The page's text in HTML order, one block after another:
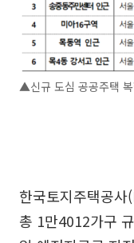
▲신규 도심 공공주택
한국토지주택공
총 1만4012가구